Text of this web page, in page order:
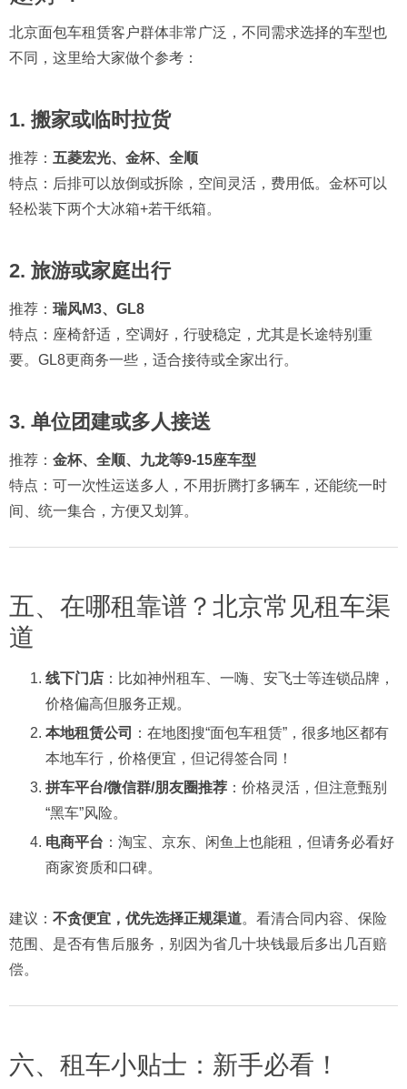
北京面包车租赁客户群体非常广泛，不同需求选择的车型也
不同，这里给大家做个参考：
1. 搬家或临时拉货
推荐： 五菱宏光、金杯、全顺
特点：后排可以放倒或拆除，空间灵活，费用低。金杯可以
轻松装下两个大冰箱+若干纸箱。
2. 旅游或家庭出行
推荐： 瑞风M3、GL8
特点：座椅舒适，空调好，行驶稳定，尤其是长途特别重
要。GL8更商务一些，适合接待或全家出行。
3. 单位团建或多人接送
推荐： 金杯、全顺、九龙等9-15座车型
特点：可一次性运送多人，不用折腾打多辆车，还能统一时
间、统一集合，方便又划算。
五、在哪租靠谱？北京常见租车渠
道
线下门店 ：比如神州租车、一嗨、安飞士等连锁品牌，
价格偏高但服务正规。
本地租赁公司
：在地图搜“面包车租赁”，很多地区都有
本地车行，价格便宜，但记得签合同！
拼车平台/微信群/朋友圈推荐 ：价格灵活，但注意甄别
“黑车”风险。
电商平台 ：淘宝、京东、闲鱼上也能租，但请务必看好
商家资质和口碑。
建议： 不贪便宜，优先选择正规渠道。看清合同内容、保险
范围、是否有售后服务，别因为省几十块钱最后多出几百赔
偿。
六、租车小贴士：新手必看！